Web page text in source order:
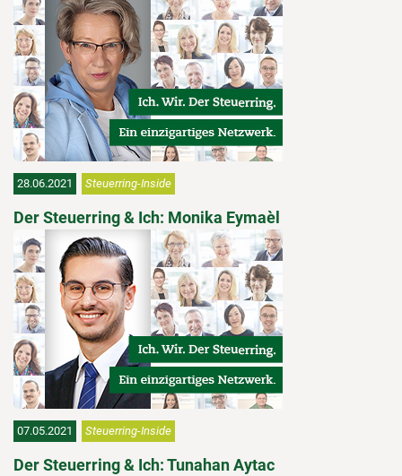
28.06.2021 Steuerring-Inside
Der Steuerring & Ich: Monika Eymaèl
07.05.2021 Steuerring-Inside
Der Steuerring & Ich: Tunahan Aytac